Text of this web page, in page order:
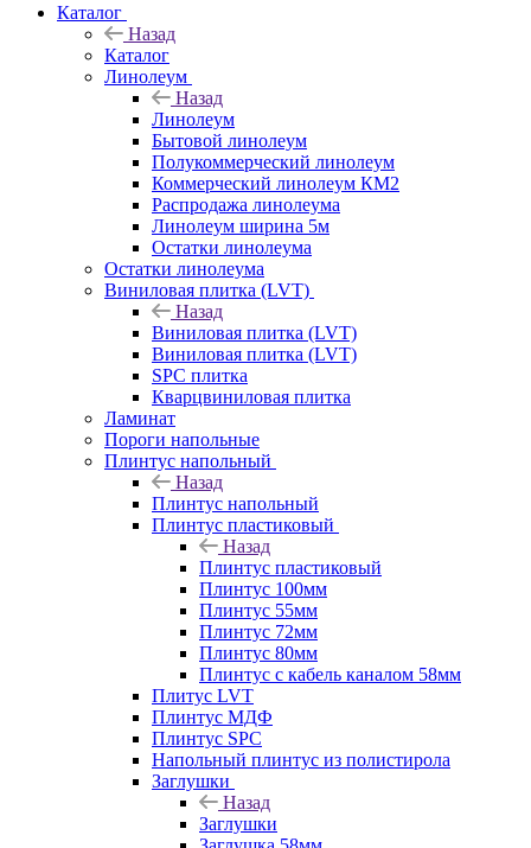
Каталог
Назад
Каталог
Линолеум
Назад
Линолеум
Бытовой линолеум
Полукоммерческий линолеум
Коммерческий линолеум КМ2
Распродажа линолеума
Линолеум ширина 5м
Остатки линолеума
Остатки линолеума
Виниловая плитка (LVT)
Назад
Виниловая плитка (LVT)
Виниловая плитка (LVT)
SPC плитка
Кварцвиниловая плитка
Ламинат
Пороги напольные
Плинтус напольный
Назад
Плинтус напольный
Плинтус пластиковый
Назад
Плинтус пластиковый
Плинтус 100мм
Плинтус 55мм
Плинтус 72мм
Плинтус 80мм
Плинтус с кабель каналом 58мм
Плитус LVT
Плинтус МДФ
Плинтус SPC
Напольный плинтус из полистирола
Заглушки
Назад
Заглушки